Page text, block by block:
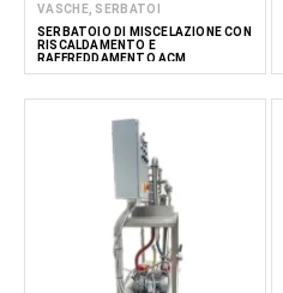
VASCHE, SERBATOI
SERBATOIO DI MISCELAZIONE CON
RISCALDAMENTO E
RAFFREDDAMENTO ACM